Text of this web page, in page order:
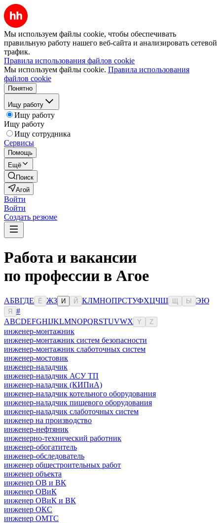
Мы используем файлы cookie, чтобы обеспечивать
правильную работу нашего веб-сайта и анализировать сетевой
трафик.
Правила использования файлов cookie
Мы используем файлы cookie. Правила использования
файлов cookie
Понятно
Ищу работу
Ищу работу
Ищу работу
Ищу сотрудника
Сервисы
Помощь
Ещё
Поиск
Агой
Войти
Войти
Создать резюме
Работа и вакансии
по профессии в Агое
АБВГДЕ Ё ЖЗ И Й КЛМНОПРСТУФХЦЧШ Ы ЭЮ
Я
#
ABCDEFGHIJKLMNOPQRSTUVWX Y Z
инженер-монтажник
инженер-монтажник систем безопасности
инженер-монтажник слаботочных систем
инженер-мостовик
инженер-наладчик
инженер-наладчик АСУ ТП
инженер-наладчик (КИПиА)
инженер-наладчик котельного оборудования
инженер-наладчик пищевого оборудования
инженер-наладчик слаботочных систем
инженер на производство
инженер-нефтяник
инженерно-технический работник
инженер-обогатитель
инженер-обследователь
инженер общестроительных работ
инженер объекта
инженер ОВ и ВК
инженер ОВиК
инженер ОВиК и ВК
инженер ОКС
инженер ОМТС